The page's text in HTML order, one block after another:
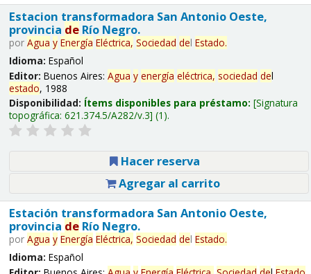
Estacion transformadora San Antonio Oeste,
provincia deRío Negro.
por Agua y Energía Eléctrica, Sociedad del Estado.
Idioma: Español
Editor: Buenos Aires: Agua y energía eléctrica, sociedad del
estado, 1988
Disponibilidad: Ítems disponibles para préstamo: Signatura
topográfica: 621.374.5/A282/v.3 (1).
Hacer reserva
Agregar al carrito
Estación transformadora San Antonio Oeste,
provincia deRío Negro.
por Agua y Energía Eléctrica, Sociedad del Estado.
Idioma: Español